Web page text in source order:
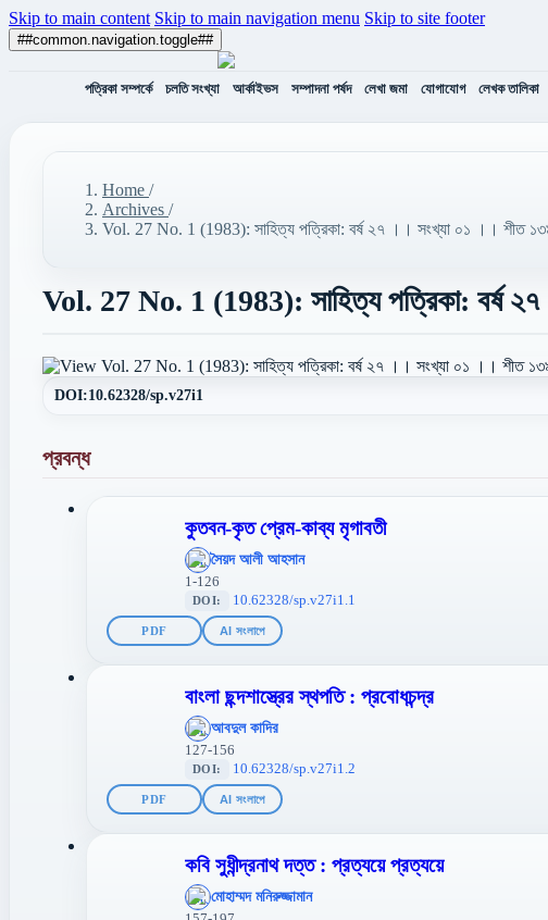
Skip to main content Skip to main navigation menu Skip to site footer
##common.navigation.toggle##
পত্রিকা সম্পর্কে চলতি সংখ্যা আর্কাইভস সম্পাদনা পর্ষদ লেখা জমা যোগাযোগ লেখক তালিকা
Home /
Archives /
Vol. 27 No. 1 (1983): সাহিত্য পত্রিকা: বর্ষ ২৭ ।। সংখ্যা ০১ ।। শীত
Vol. 27 No. 1 (1983): সাহিত্য পত্রিকা: বর্ষ
DOI:10.62328/sp.v27i1
প্রবন্ধ
কুতবন-কৃত প্রেম-কাব্য মৃগাবতী
';
};">
সৈয়দ আলী আহসান
1-126
DOI: 10.62328/sp.v27i1.1
PDF AI সংলাপে
বাংলা ছন্দশাস্ত্রের স্থপতি : প্রবোধচন্দ্র
';
};">
আবদুল কাদির
127-156
DOI: 10.62328/sp.v27i1.2
PDF AI সংলাপে
কবি সুধীন্দ্রনাথ দত্ত : প্রত্যয়ে প্রত্যয়ে
';
};">
মোহাম্মদ মনিরুজ্জামান